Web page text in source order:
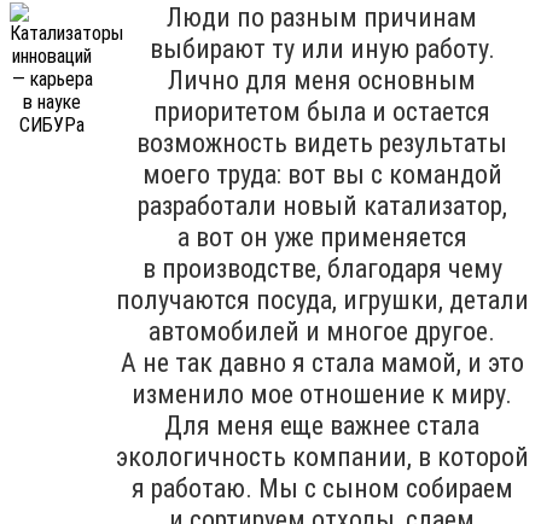
Люди по разным причинам
выбирают ту или иную работу.
Лично для меня основным
приоритетом была и остается
возможность видеть результаты
моего труда: вот вы с командой
разработали новый катализатор,
а вот он уже применяется
в производстве, благодаря чему
получаются посуда, игрушки, детали
автомобилей и многое другое.
А не так давно я стала мамой, и это
изменило мое отношение к миру.
Для меня еще важнее стала
экологичность компании, в которой
я работаю. Мы с сыном собираем